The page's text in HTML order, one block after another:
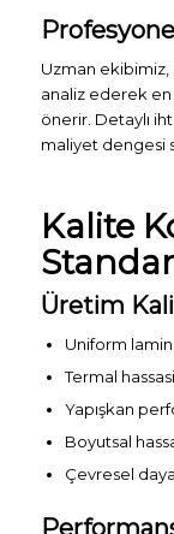
Uzman ekibimiz,
analiz ederek
önerir. Detaylı
maliyet dengesi
Kalite
Üretim
Uniform
Termal
Yapışkan
Boyutsal
Çevresel